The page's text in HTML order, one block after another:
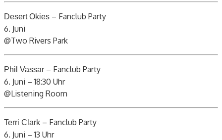
Desert Okies – Fanclub Party
6. Juni
@Two Rivers Park
Phil Vassar – Fanclub Party
6. Juni – 18:30 Uhr
@Listening Room
Terri Clark – Fanclub Party
6. Juni – 13 Uhr